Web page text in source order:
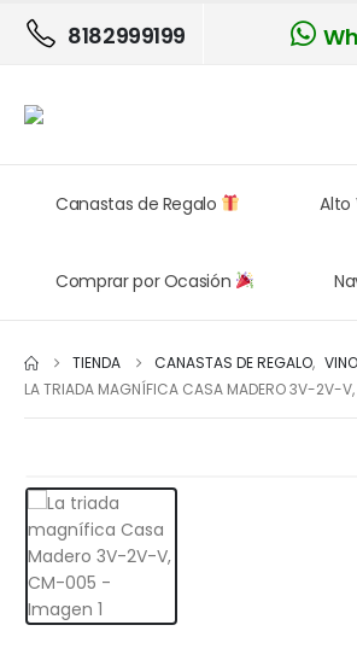
8182999199
Canastas de Regalo Alto
Comprar por Ocasión
TIENDA CANASTAS DE REGALO,
LA TRIADA MAGNÍFICA CASA MADERO 3V-2V-